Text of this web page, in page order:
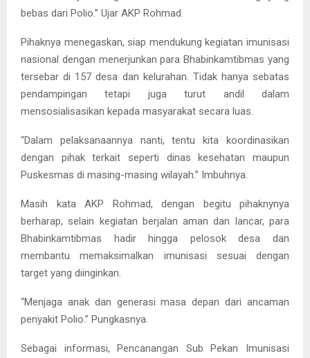
bebas dari Polio.” Ujar AKP Rohmad.
Pihaknya menegaskan, siap mendukung kegiatan imunisasi
nasional dengan menerjunkan para Bhabinkamtibmas yang
tersebar di 157 desa dan kelurahan. Tidak hanya sebatas
pendampingan tetapi juga turut andil dalam
mensosialisasikan kepada masyarakat secara luas.
“Dalam pelaksanaannya nanti, tentu kita koordinasikan
dengan pihak terkait seperti dinas kesehatan maupun
Puskesmas di masing-masing wilayah.” Imbuhnya.
Masih kata AKP Rohmad, dengan begitu pihaknynya
berharap, selain kegiatan berjalan aman dan lancar, para
Bhabinkamtibmas hadir hingga pelosok desa dan
membantu memaksimalkan imunisasi sesuai dengan
target yang diinginkan.
“Menjaga anak dan generasi masa depan dari ancaman
penyakit Polio.” Pungkasnya.
Sebagai informasi, Pencanangan Sub Pekan Imunisasi